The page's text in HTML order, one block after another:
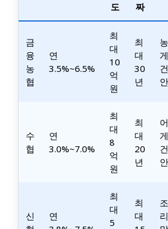
도 짜
금
융
농
협
연
3.5%~6.5%
최
대
10
억
원
최
대
30
년
수
협
연
3.0%~7.0%
최
대
8
억
원
최
대
20
년
신
연
최
대
5
최
대